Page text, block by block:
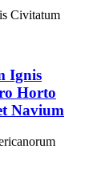
Ignis
Horto
Navium